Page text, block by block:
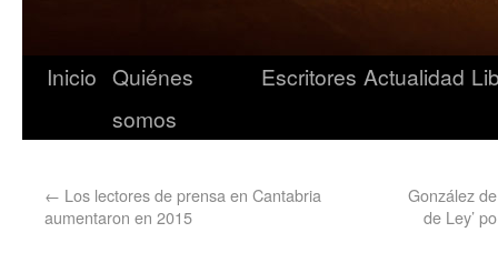
Inicio Quiénes
somos
Escritores Actualidad
← Los lectores de prensa en Cantabria
aumentaron en 2015
González
de Ley’